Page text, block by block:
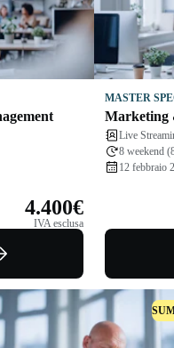
4.400€
IVA esclusa
MASTER
Marketing
Live
8 weekend
12 febbraio